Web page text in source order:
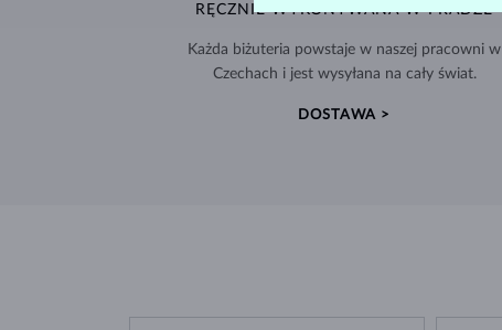
RĘCZNIE WYKONYWANA W PRADZE
Każda biżuteria powstaje w naszej pracowni w
Czechach i jest wysyłana na cały świat.
DOSTAWA >